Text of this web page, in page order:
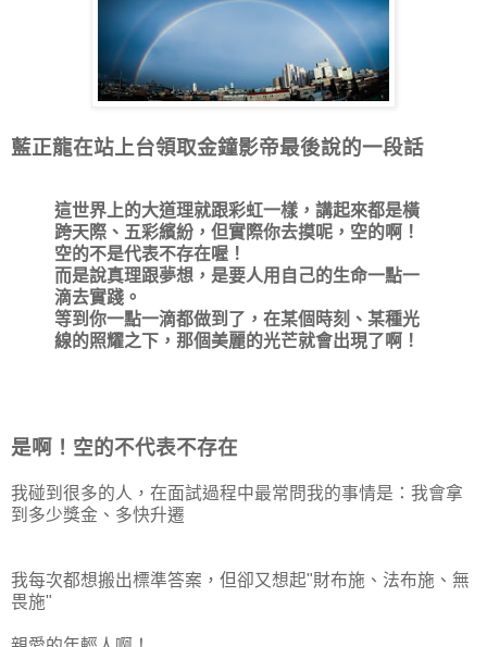
藍正龍在站上台領取金鐘影帝最後說的一段話
這世界上的大道理就跟彩虹一樣，講起來都是橫
跨天際、五彩繽紛，但實際你去摸呢，空的啊！
空的不是代表不存在喔！
而是說真理跟夢想，是要人用自己的生命一點一
滴去實踐。
等到你一點一滴都做到了，在某個時刻、某種光
線的照耀之下，那個美麗的光芒就會出現了啊！
是啊！空的不代表不存在
我碰到很多的人，在面試過程中最常問我的事情是：我會拿
到多少獎金、多快升遷
我每次都想搬出標準答案，但卻又想起"財布施、法布施、無
畏施"